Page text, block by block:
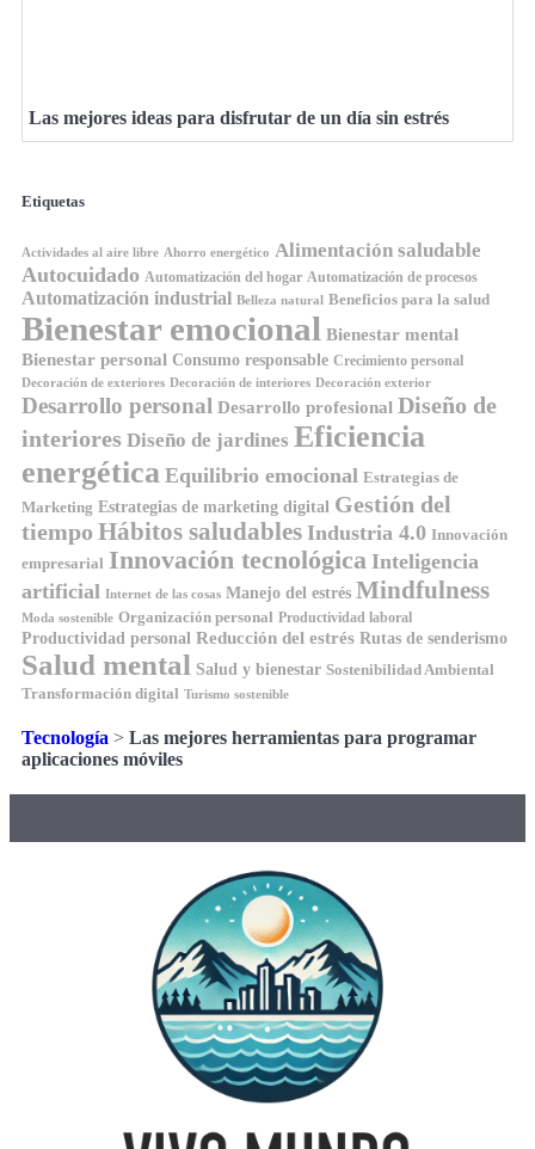
Las mejores ideas para disfrutar de un día sin estrés
Etiquetas
Actividades al aire libre Ahorro energético Alimentación saludable
Autocuidado Automatización del hogar Automatización de procesos
Automatización industrial Belleza natural Beneficios para la salud
Bienestar emocional Bienestar mental
Bienestar personal Consumo responsable Crecimiento personal
Decoración de exteriores Decoración de interiores Decoración exterior
Desarrollo personal Desarrollo profesional Diseño de
interiores Diseño de jardines Eficiencia
energética Equilibrio emocional Estrategias de
Marketing Estrategias de marketing digital Gestión del
tiempo Hábitos saludables Industria 4.0 Innovación
empresarial Innovación tecnológica Inteligencia
artificial Internet de las cosas Manejo del estrés Mindfulness
Moda sostenible Organización personal Productividad laboral
Productividad personal Reducción del estrés Rutas de senderismo
Salud mental Salud y bienestar Sostenibilidad Ambiental
Transformación digital Turismo sostenible
Tecnología > Las mejores herramientas para programar
aplicaciones móviles